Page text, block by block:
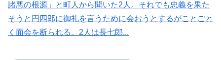
諸悪の根源」と町人から聞いた2人。それでも忠義を果た
そうと円四郎に御礼を言うために会おうとするがことごと
く面会を断られる。2人は長七郎...